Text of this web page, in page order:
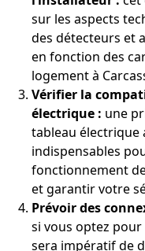
sur les aspects
des détecteurs et
en fonction des
logement à
Vérifier la
électrique : une
tableau électrique
indispensables
fonctionnement
et garantir votre
Prévoir des
si vous optez
sera impératif de